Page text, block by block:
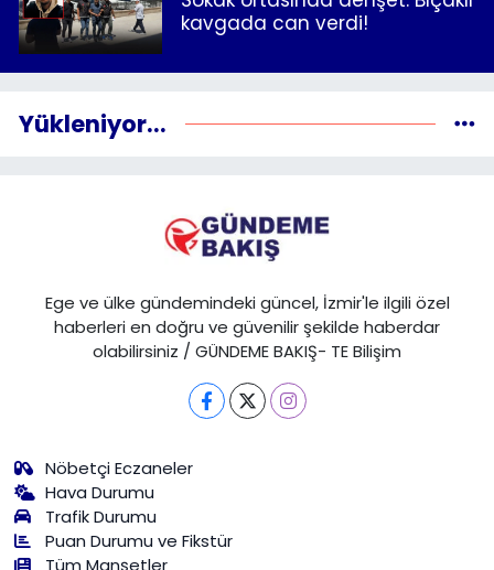
kavgada can verdi!
Yükleniyor...
Ege ve ülke gündemindeki güncel, İzmir'le ilgili özel
haberleri en doğru ve güvenilir şekilde haberdar
olabilirsiniz / GÜNDEME BAKIŞ- TE Bilişim
Nöbetçi Eczaneler
Hava Durumu
Trafik Durumu
Puan Durumu ve Fikstür
Tüm Manşetler